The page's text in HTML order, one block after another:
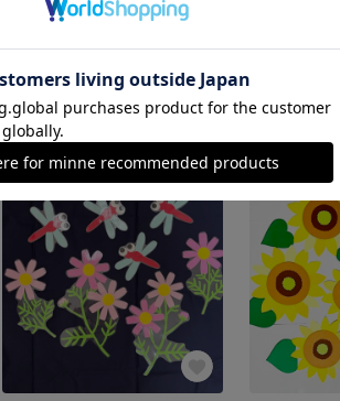
お月見壁面 ラミネート 壁面飾り 9月 秋壁面 保育 高齢者 十五夜 病院 施設
3,100円 1,700円